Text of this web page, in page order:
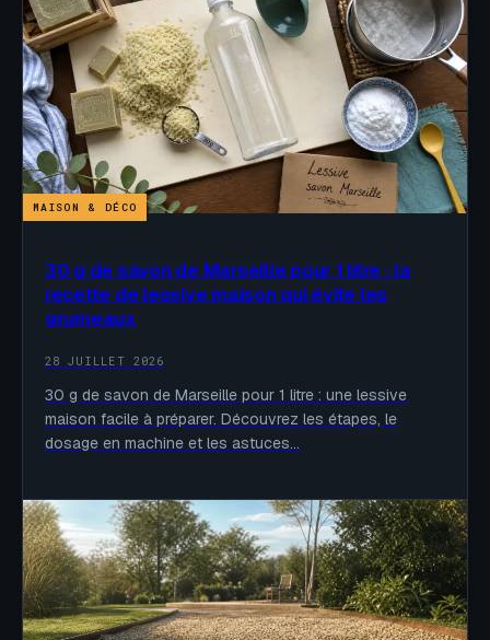
MAISON & DÉCO
30 g de savon de Marseille pour 1 litre : la
recette de lessive maison qui évite les
grumeaux
28 JUILLET 2026
30 g de savon de Marseille pour 1 litre : une lessive
maison facile à préparer. Découvrez les étapes, le
dosage en machine et les astuces…